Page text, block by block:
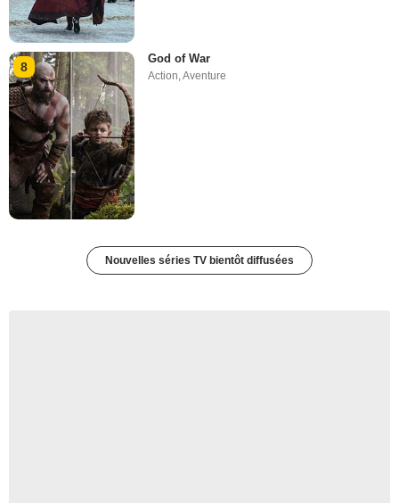
8
God of War
Action,Aventure
Nouvelles séries TV bientôt diffusées